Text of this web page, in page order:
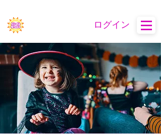
ログイン